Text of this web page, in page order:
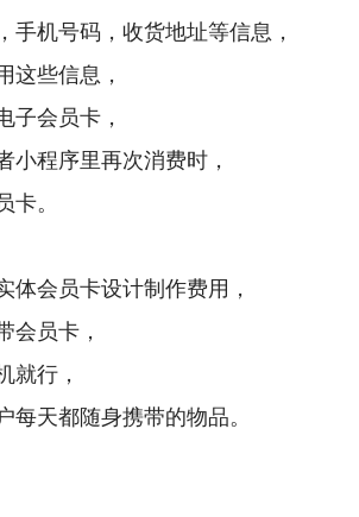
手机号码，收货地址等信息，
这些信息，
子会员卡，
小程序里再次消费时，
。
体会员卡设计制作费用，
会员卡，
就行，
每天都随身携带的物品。